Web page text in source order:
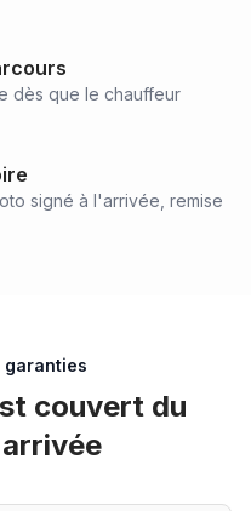
dès que le chauffeur
signé à l'arrivée, remise
garanties
couvert du